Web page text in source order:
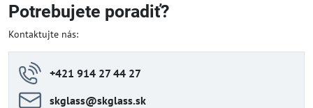
Potrebujete poradiť?
Kontaktujte nás:
+421 914 27 44 27
skglass​@skglass​.sk